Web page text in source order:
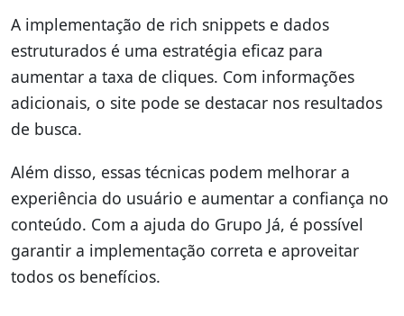
A implementação de rich snippets e dados
estruturados é uma estratégia eficaz para
aumentar a taxa de cliques. Com informações
adicionais, o site pode se destacar nos resultados
de busca.
Além disso, essas técnicas podem melhorar a
experiência do usuário e aumentar a confiança no
conteúdo. Com a ajuda do Grupo Já, é possível
garantir a implementação correta e aproveitar
todos os benefícios.